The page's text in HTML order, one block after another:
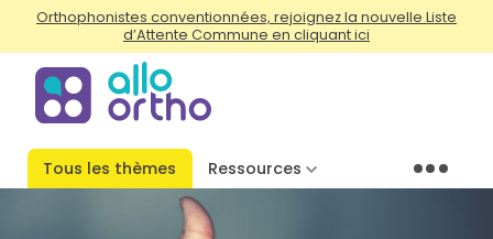
Orthophonistes conventionnées, rejoignez la nouvelle Liste
d’Attente Commune en cliquant ici
Tous les thèmes Ressources Menu